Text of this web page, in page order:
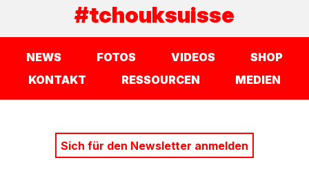
#tchouksuisse
NEWS FOTOS VIDEOS
SHOP
KONTAKT
RESSOURCEN MEDIEN
Sich für den Newsletter anmelden